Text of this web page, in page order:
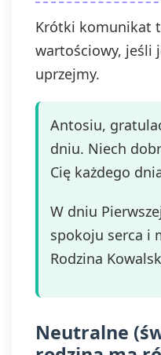
Krótki komunikat
wartościowy, jeśli
uprzejmy.
Antosiu,
dniu. Niech
Cię każdego
W dniu
spokoju serca i
Rodzina
Neutralne